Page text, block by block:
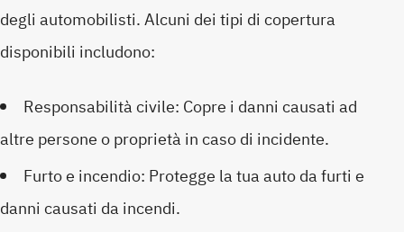
degli automobilisti. Alcuni dei tipi di copertura
disponibili includono:
Responsabilità civile: Copre i danni causati ad
altre persone o proprietà in caso di incidente.
Furto e incendio: Protegge la tua auto da furti e
danni causati da incendi.